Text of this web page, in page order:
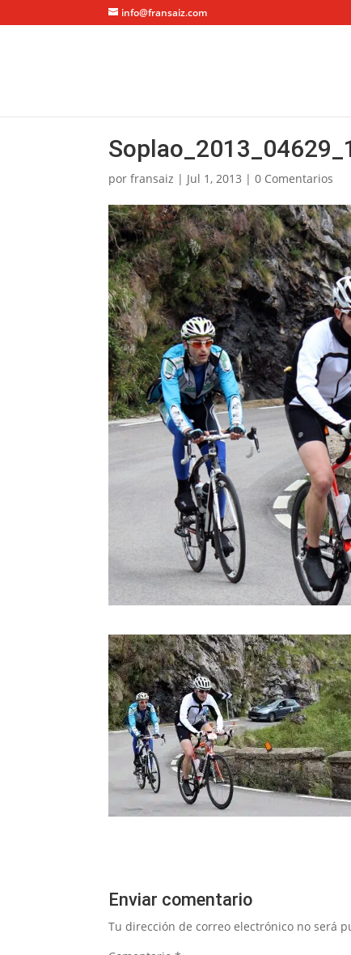
info@fransaiz.com
porfransaiz | Jul 1, 2013 |0 Comentarios
Enviar comentario
Tu dirección de correo electrónico no será